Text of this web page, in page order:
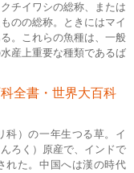
チイワシの総称、または
のの総称。ときにはマイ
。これらの魚種は、一般
産上重要な種類であるば
科全書・世界大百科
科）の一年生つる草。イ
ろく）原産で、インドで
れた。中国へは漢の時代